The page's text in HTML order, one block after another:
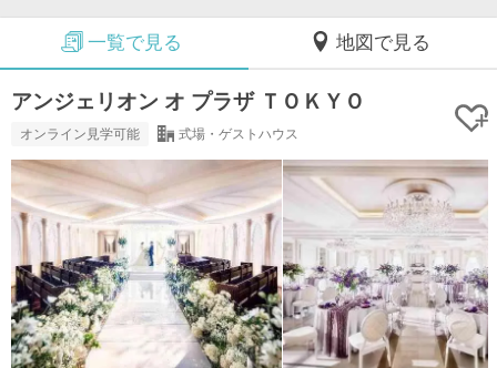
一覧で見る 地図で見る
アンジェリオン オ プラザ ＴＯＫＹＯ
オンライン見学可能 式場・ゲストハウス